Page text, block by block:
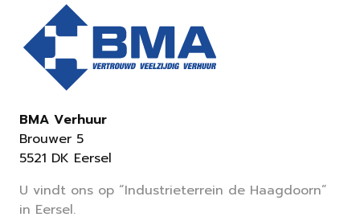
BMA Verhuur
Brouwer 5
5521 DK Eersel
U vindt ons op “Industrieterrein de Haagdoorn”
in Eersel.